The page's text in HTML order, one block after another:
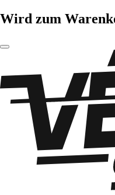
Wird zum